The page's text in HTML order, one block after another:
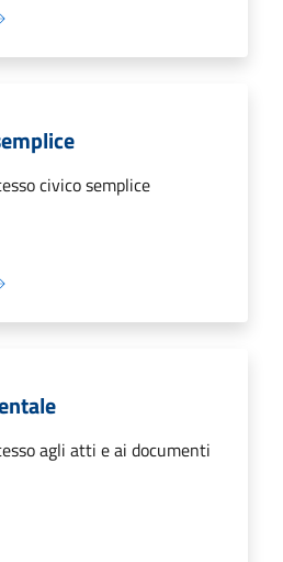
civico semplice
agli atti e ai documenti